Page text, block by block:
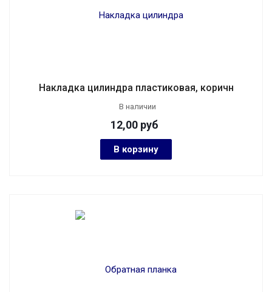
Накладка цилиндра пластиковая, коричн
В наличии
12,00 руб
В корзину